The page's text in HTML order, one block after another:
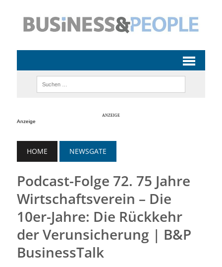
Anzeige
HOME NEWSGATE
Podcast-Folge 72. 75 Jahre
Wirtschaftsverein – Die
10er-Jahre: Die Rückkehr
der Verunsicherung | B&P
BusinessTalk